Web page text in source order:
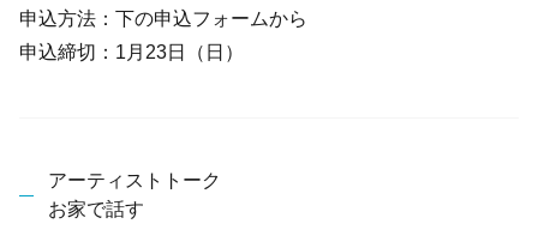
申込方法：下の申込フォームから
申込締切：1月23日（日）
アーティストトーク
お家で話す